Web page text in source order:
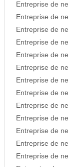
Entreprise de
Entreprise de
Entreprise de
Entreprise de
Entreprise de
Entreprise de
Entreprise de
Entreprise de
Entreprise de
Entreprise de
Entreprise de
Entreprise de
Entreprise de